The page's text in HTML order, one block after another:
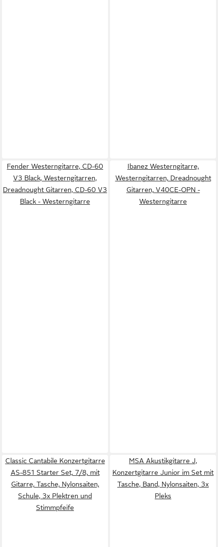
Fender Westerngitarre, CD-60
V3 Black, Westerngitarren,
Dreadnought Gitarren, CD-60 V3
Black - Westerngitarre
Ibanez Westerngitarre,
Westerngitarren, Dreadnought
Gitarren, V40CE-OPN -
Westerngitarre
Classic Cantabile Konzertgitarre
AS-851 Starter Set, 7/8, mit
Gitarre, Tasche, Nylonsaiten,
Schule, 3x Plektren und
Stimmpfeife
MSA Akustikgitarre J,
Konzertgitarre Junior im Set mit
Tasche, Band, Nylonsaiten, 3x
Pleks